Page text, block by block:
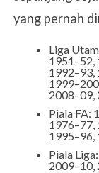
yang pernah
Liga
1951–52,
1992–93,
2008–09,
Piala FA:
1976–77,
1995–96,
Piala
2009–10,